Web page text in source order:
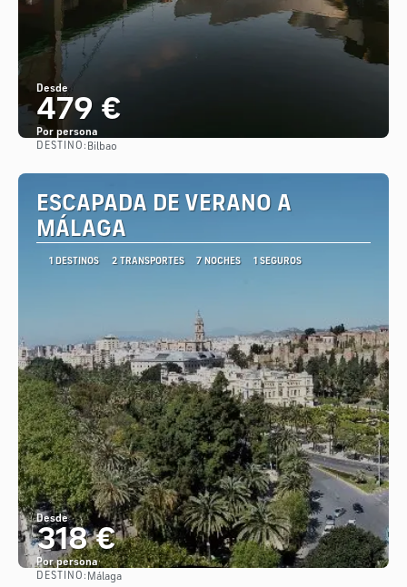
Desde
479 €
Por persona
DESTINO: Bilbao
ESCAPADA DE VERANO A
MÁLAGA
1 DESTINOS 2 TRANSPORTES 7 NOCHES 1 SEGUROS
Desde
318 €
Por persona
DESTINO: Málaga